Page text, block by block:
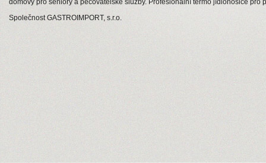
domovy pro seniory a pečovatelské služby. Profesionální termo jídlonosiče pro
Společnost GASTROIMPORT, s.r.o.